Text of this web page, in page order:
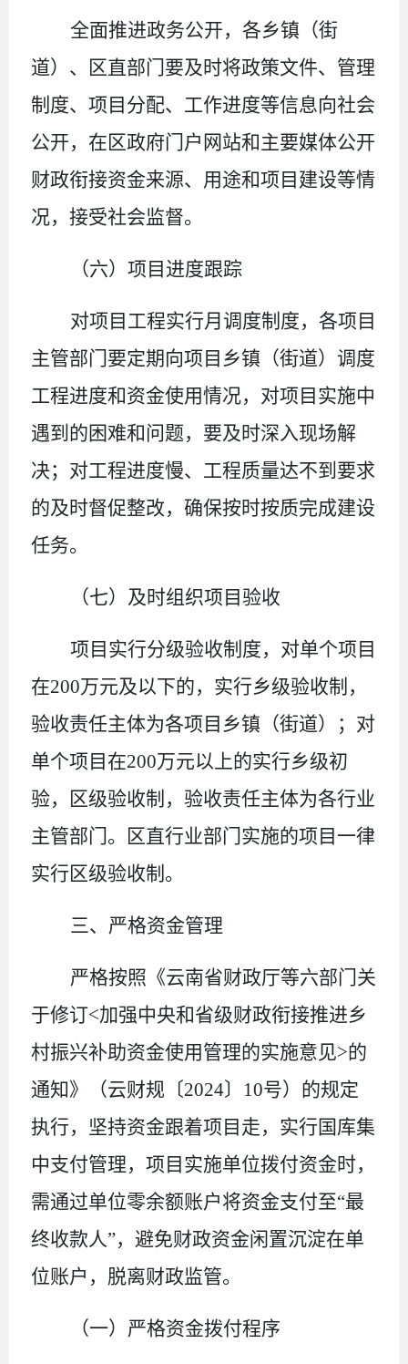
全面推进政务公开，各乡镇（街
道）、区直部门要及时将政策文件、管理
制度、项目分配、工作进度等信息向社会
公开，在区政府门户网站和主要媒体公开
财政衔接资金来源、用途和项目建设等情
况，接受社会监督。
（六）项目进度跟踪
对项目工程实行月调度制度， 各项目
主管部门要定期 向项目乡镇（街道） 调度
工程进度和资金使用情况， 对项目实施中
遇到的困难和问题， 要及时深入现场解
决；对工程进度慢、 工程质量达不到要求
的及时督促整改，确保按时按质完成建设
任务。
（七）及时组织项目验收
项目实行分级验收制度，对单个项目
在200万元及以下的，实行乡级验收制，
验收责任主体为各项目乡镇（街道）；对
单个项目在200万元以上的实行乡级初
验，区级验收制，验收责任主体为各行业
主管部门。区直行业部门实施的项目一律
实行区级验收制。
三、严格资金管理
严格按照 《云南省财政厅等六部门关
于修订<加强中央和省级财政衔接推进乡
村振兴补助资金使用管理的实施意见>的
通知》（云财规 〔2024〕 10号） 的规定
执行，坚持资金跟着项目走，实行国库集
中支付管理，项目实施单位拨付资金时，
需通过单位零余额账户将资金支付至“最
终收款人”，避免财政资金闲置沉淀在单
位账户，脱离财政监管。
（一）严格资金拨付程序